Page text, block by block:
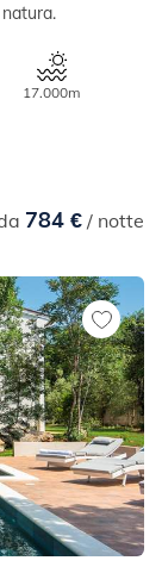
17.000m
784 €/ notte